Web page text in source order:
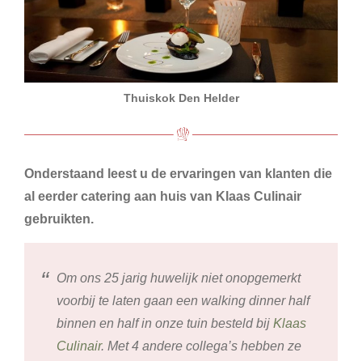
Thuiskok Den Helder
Onderstaand leest u de ervaringen van klanten die
al eerder catering aan huis van Klaas Culinair
gebruikten.
Om ons 25 jarig huwelijk niet onopgemerkt
voorbij te laten gaan een walking dinner half
binnen en half in onze tuin besteld bij Klaas
Culinair. Met 4 andere collega’s hebben ze